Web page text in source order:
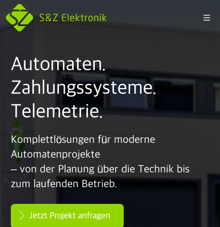
Automaten.
Zahlungssysteme.
Telemetrie.
Komplettlösungen für moderne
Automatenprojekte
– von der Planung über die Technik bis
zum laufenden Betrieb.
Jetzt Projekt anfragen